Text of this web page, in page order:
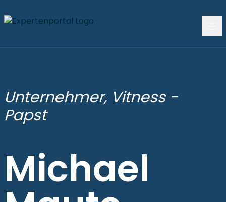
Unternehmer, Vitness -
Papst
Michael